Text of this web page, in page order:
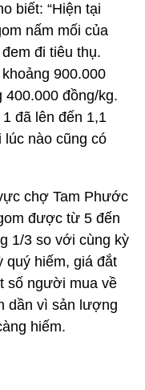
biết: “Hiện tại
nấm mối của
đi tiêu thụ.
900.000
400.000 đồng/kg.
đã lên đến 1,1
lúc nào cũng có
chợ Tam Phước
được từ 5 đến
1/3 so với cùng kỳ
quý hiếm, giá đắt
số người mua về
dần vì sản lượng
hiếm.